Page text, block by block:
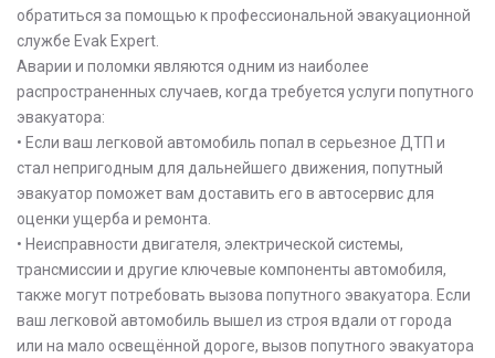
обратиться за помощью к профессиональной эвакуационной
службе Evak Expert.
Аварии и поломки являются одним из наиболее
распространенных случаев, когда требуется услуги попутного
эвакуатора:
• Если ваш легковой автомобиль попал в серьезное ДТП и
стал непригодным для дальнейшего движения, попутный
эвакуатор поможет вам доставить его в автосервис для
оценки ущерба и ремонта.
• Неисправности двигателя, электрической системы,
трансмиссии и другие ключевые компоненты автомобиля,
также могут потребовать вызова попутного эвакуатора. Если
ваш легковой автомобиль вышел из строя вдали от города
или на мало освещённой дороге, вызов попутного эвакуатора